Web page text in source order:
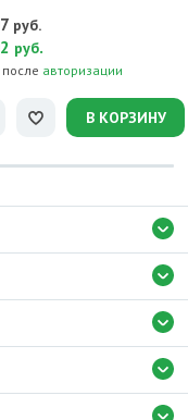
руб.
руб.
авторизации
В КОРЗИНУ